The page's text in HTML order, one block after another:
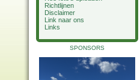
Richtlijnen
Disclaimer
Link naar ons
Links
SPONSORS